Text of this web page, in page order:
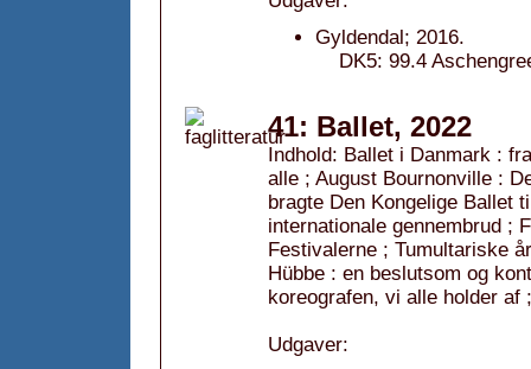
Gyldendal; 2016.
DK5: 99.4
41: Ballet, 2022
Indhold: Ballet i Danmark :
alle ; August Bournonville :
bragte Den Kongelige Ballet
internationale gennembrud ;
Festivalerne ; Tumultariske
Hübbe : en beslutsom og
koreografen, vi alle holder af
Udgaver: